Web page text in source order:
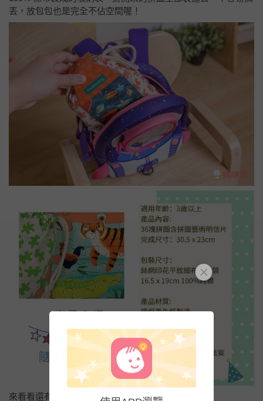
丟，放包包也是完全不佔空間喔！
來看看還有哪些款式吧！